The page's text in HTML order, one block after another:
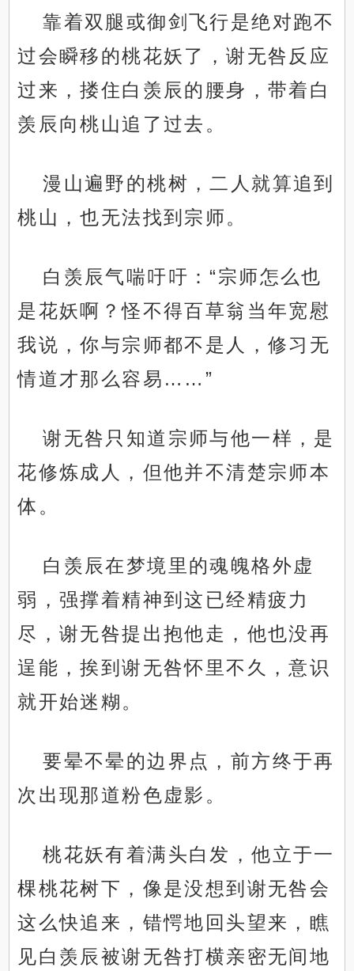
靠着双腿或御剑飞行是绝对跑不
过会瞬移的桃花妖了，谢无咎反应
过来，搂住白羡辰的腰身，带着白
羡辰向桃山追了过去。
漫山遍野的桃树，二人就算追到
桃山，也无法找到宗师。
白羡辰气喘吁吁：“宗师怎么也
是花妖啊？怪不得百草翁当年宽慰
我说，你与宗师都不是人，修习无
情道才那么容易……”
谢无咎只知道宗师与他一样，是
花修炼成人，但他并不清楚宗师本
体。
白羡辰在梦境里的魂魄格外虚
弱，强撑着精神到这已经精疲力
尽，谢无咎提出抱他走，他也没再
逞能，挨到谢无咎怀里不久，意识
就开始迷糊。
要晕不晕的边界点，前方终于再
次出现那道粉色虚影。
桃花妖有着满头白发，他立于一
棵桃花树下，像是没想到谢无咎会
这么快追来，错愕地回头望来，瞧
见白羡辰被谢无咎打横亲密无间地